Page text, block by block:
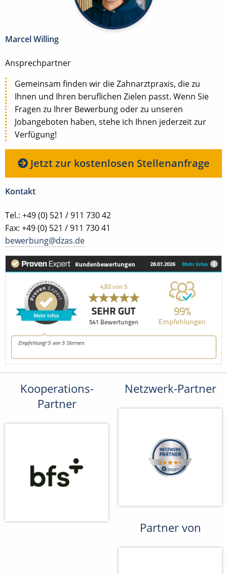
Marcel Willing
Ansprechpartner
Gemeinsam finden wir die Zahnarztpraxis, die zu
Ihnen und Ihren beruflichen Zielen passt. Wenn Sie
Fragen zu Ihrer Bewerbung oder zu unseren
Jobangeboten haben, stehe ich Ihnen jederzeit zur
Verfügung!
Jetzt zur kostenlosen Stellenanfrage
Kontakt
Tel.: +49 (0) 521 / 911 730 42
Fax: +49 (0) 521 / 911 730 41
bewerbung@dzas.de
Kooperations-
Partner
Netzwerk-Partner
Partner von